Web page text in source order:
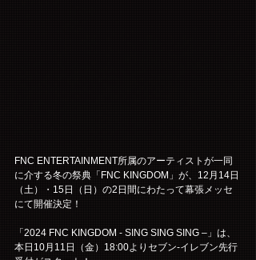
FNC ENTERTAINMENT所属のアーティストが一同
に介する冬の祭典「FNC KINGDOM」が、12月14日
（土）・15日（日）の2日間にわたって幕張メッセ
にて開催決定！
「2024 FNC KINGDOM - SING SING SING –」は、
本日10月11日（金）18:00よりセブン-イレブン先行